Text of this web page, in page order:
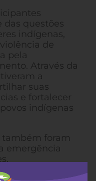
das questões
indígenas,
de
pela
Através da
a
suas
e fortalecer
indígenas
também foram
emergência
mental e